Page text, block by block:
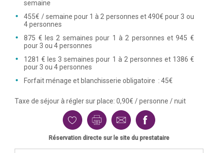
semaine
455€ / semaine pour 1 à 2 personnes et 490€ pour 3 ou
4 personnes
875 € les 2 semaines pour 1 à 2 personnes et 945 €
pour 3 ou 4 personnes
1281 € les 3 semaines pour 1 à 2 personnes et 1386 €
pour 3 ou 4 personnes
Forfait ménage et blanchisserie obligatoire : 45€
Taxe de séjour à régler sur place: 0,90€ / personne / nuit
Réservation directe sur le site du prestataire